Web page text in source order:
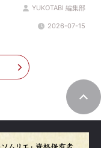
YUKOTABI 編集部
2026-07-15